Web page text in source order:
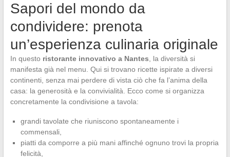
Sapori del mondo da
condividere: prenota
un’esperienza culinaria originale
In questo ristorante innovativo a Nantes , la diversità si
manifesta già nel menu. Qui si trovano ricette ispirate a diversi
continenti, senza mai perdere di vista ciò che fa l’anima della
casa: la generosità e la convivialità. Ecco come si organizza
concretamente la condivisione a tavola:
grandi tavolate che riuniscono spontaneamente i
commensali,
piatti da comporre a più mani affinché ognuno trovi la propria
felicità,